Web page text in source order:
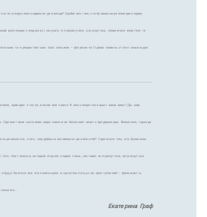
«незручною людиною» для влади? Зробитись тим, хто буквально розповідає людям
розплющить людям очі, змусить їх прокинутися, струснутись, сповнитися енергією та
та «хрещені батьки» їхніх злочинів – фінансисти. Одним словом, стати голосом для
приводят к тоске, апатии или к вине. В чем конкретно наша с вами вина? Да, мир
Однако такое состояние мира совсем не беспокоит власть предержащих. Возможно, гораздо
реальности, стать «неудобным человеком» для властей? Сделаться тем, кто буквально
тем голосом, который откроет людям глаза, заставит их проснуться, встряхнуться,
будут бояться все эти политиканы и «крестные отцы» их преступлений – финансисты.
слышать…
Екатерина Граф